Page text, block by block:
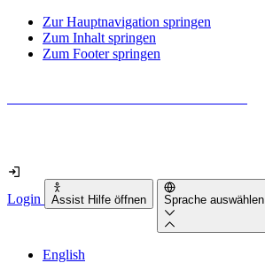
Zur Hauptnavigation springen
Zum Inhalt springen
Zum Footer springen
Login Assist Hilfe öffnen Sprache auswählen
English